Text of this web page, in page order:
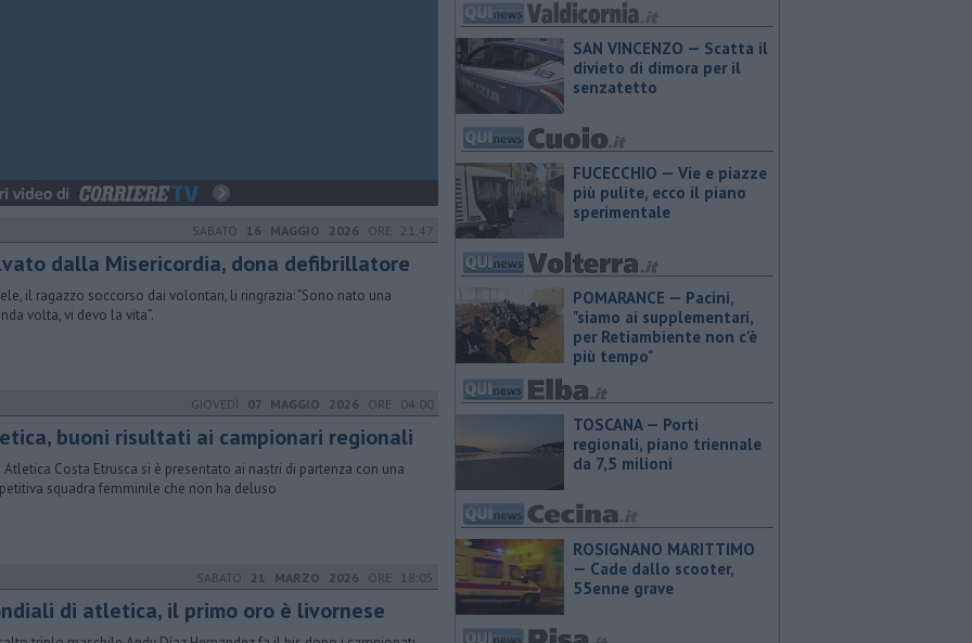
SABATO 16 MAGGIO 2026 ORE 21:47
dalla Misericordia, dona defibrillatore
il ragazzo soccorso dai volontari, li ringrazia: "Sono nato una
volta, vi devo la vita”.
GIOVEDÌ 07 MAGGIO 2026 ORE 04:00
buoni risultati ai campionari regionali
Atletica Costa Etrusca si è presentato ai nastri di partenza con una
squadra femminile che non ha deluso
SABATO 21 MARZO 2026 ORE 18:05
di atletica, il primo oro è livornese
SAN VINCENZO — Scatta il
divieto di dimora per il
senzatetto
FUCECCHIO — Vie e piazze
più pulite, ecco il piano
sperimentale
POMARANCE — Pacini,
"siamo ai supplementari,
per Retiambiente non c'è
più tempo"
TOSCANA — Porti
regionali, piano triennale
da 7,5 milioni
ROSIGNANO MARITTIMO
— Cade dallo scooter,
55enne grave